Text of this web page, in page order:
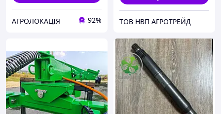
АГРОЛОКАЦІЯ 92% ТОВ НВП АГРОТРЕЙД